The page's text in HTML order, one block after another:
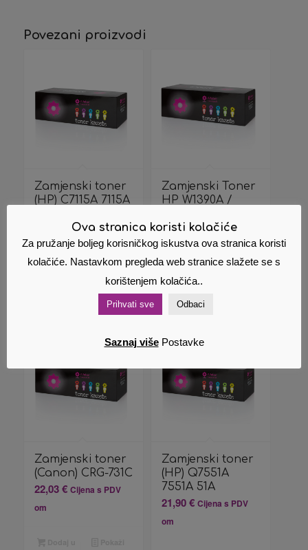
Povezani proizvodi
Zamjenski toner
(HP) C7115A 7115A
Cijena s PDV
om
Pokaži
detalje
Zamjenski Toner
HP W1390A /
32,00 € Cijena s PDV
om
Dodaj u
Zamjenski toner
(Canon) CRG-731C
22,03€ Cijena s PDV
om
Zamjenski toner
(HP) Q7551A
7551A 51A
21,90€ Cijena s PDV
om
Ova stranica koristi kolačiće
Za pružanje boljeg korisničkog iskustva ova stranica koristi
kolačiće. Nastavkom pregleda web stranice slažete se s
korištenjem kolačića..
Prihvati sve Odbaci
Saznaj više Postavke